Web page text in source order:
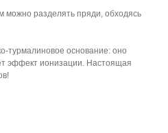
можно разделять пряди, обходясь
турмалиновое основание: оно
эффект ионизации. Настоящая